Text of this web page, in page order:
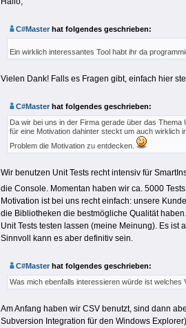
C#Master hat folgendes geschrieben:
Ein wirklich interessantes Tool habt ihr da
Vielen Dank! Falls es Fragen gibt, einfach hier
C#Master hat folgendes geschrieben:
Da wir bei uns in der Firma gerade über das Thema
für eine Motivation dahinter steckt um auch wirklich
Problem die Motivation zu entdecken.
Wir benutzen Unit Tests recht intensiv für
die Console. Momentan haben wir ca. 5000
Motivation ist bei uns recht einfach: unsere
die Bibliotheken die bestmögliche Qualität
Unit Tests testen lassen (meine Meinung). Es
Sinnvoll kann es aber definitiv sein.
C#Master hat folgendes geschrieben:
Was mich ebenfalls interessieren würde ist
Am Anfang haben wir CSV benutzt, sind dann
Subversion Integration für den Windows